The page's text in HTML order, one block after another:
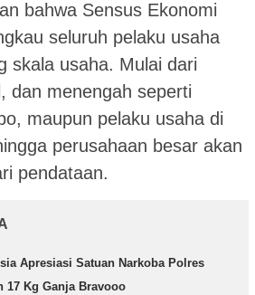
bahwa Sensus Ekonomi
seluruh pelaku usaha
skala usaha. Mulai dari
dan menengah seperti
maupun pelaku usaha di
perusahaan besar akan
pendataan.
Apresiasi Satuan Narkoba Polres
17 Kg Ganja Bravooo